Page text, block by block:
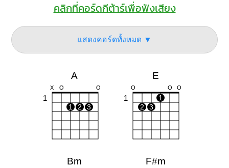
คลิกที่คอร์ดกีต้าร์เพื่อฟังเสียง
แสดงคอร์ดทั้งหมด ▼
A
X O O
1
1 2 3
E
O O O
1
1
2
3
Bm F#m